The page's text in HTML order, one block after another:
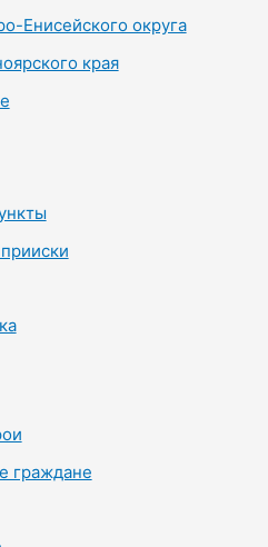
Енисейского округа
края
граждане